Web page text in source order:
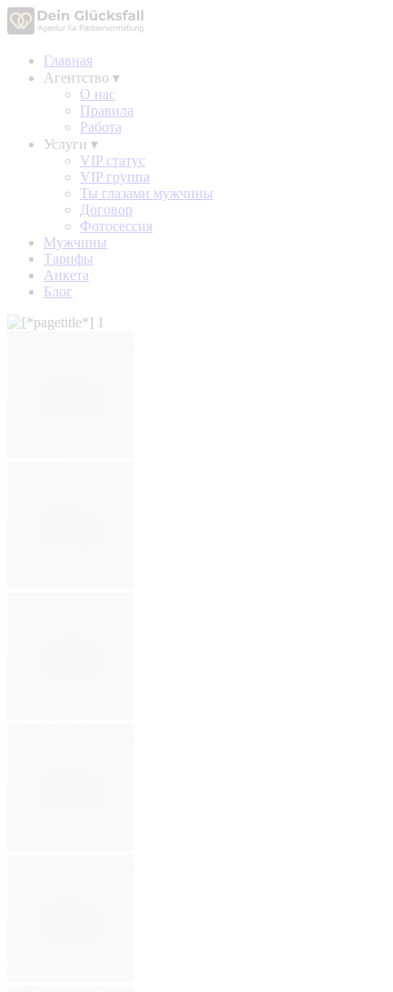
Главная
Агентство ▾
О нас
Правила
Работа
Услуги ▾
VIP статус
VIP группа
Ты глазами мужчины
Договор
Фотосессия
Мужчины
Тарифы
Анкета
Блог